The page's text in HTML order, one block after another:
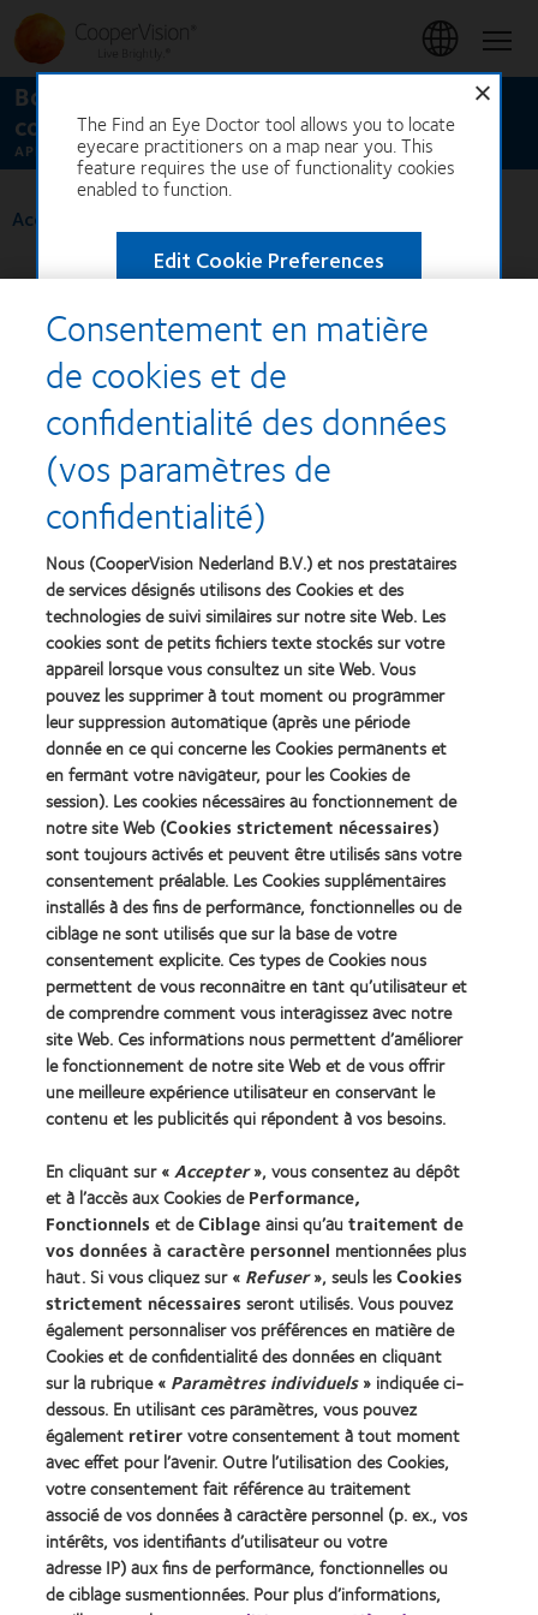
Aller
au
contenu
principal
Bonjour ! Nous allons vous aider à
commencer...
APPUYEZ POUR COMMENCER
Accueil
Trouver un specialiste
Recompenses
Learn
more
about
Récompense
Silmo
d’Or
du
meilleur
produit
pour
MyDay™
(2013)
Learn
more
about
Contact
Lens
Product
of
the
Year
(2013)
Learn
more
about
2012
&
2010
Best
Companies
for
Leaders
(2012)
Learn
more
about
2011
Best
Factory
Awards
(2011)
Learn
more
about
ODMA
2011
(2011)
Learn
more
about
2012
REBRAND
100®
Global
Award
(2012)
Nos produits
Technologie des lentilles de contact
Trouver un specialiste
Lentilles de contact et vision
Nouveau porteur
Porteur de longue date
À propos de CooperVision
Carrières
Actualites
Contact
The Find an Eye Doctor tool allows you to locate
eyecare practitioners on a map near you. This
feature requires the use of functionality cookies
enabled to function.
Edit Cookie Preferences
Consentement en matière
de cookies et de
confidentialité des données
(vos paramètres de
confidentialité)
Nous (CooperVision Nederland B.V.) et nos prestataires
de services désignés utilisons des Cookies et des
technologies de suivi similaires sur notre site Web. Les
cookies sont de petits fichiers texte stockés sur votre
appareil lorsque vous consultez un site Web. Vous
pouvez les supprimer à tout moment ou programmer
leur suppression automatique (après une période
donnée en ce qui concerne les Cookies permanents et
en fermant votre navigateur, pour les Cookies de
session). Les cookies nécessaires au fonctionnement de
notre site Web (Cookies strictement nécessaires)
sont toujours activés et peuvent être utilisés sans votre
consentement préalable. Les Cookies supplémentaires
installés à des fins de performance, fonctionnelles ou de
ciblage ne sont utilisés que sur la base de votre
consentement explicite. Ces types de Cookies nous
permettent de vous reconnaitre en tant qu’utilisateur et
de comprendre comment vous interagissez avec notre
site Web. Ces informations nous permettent d’améliorer
le fonctionnement de notre site Web et de vous offrir
une meilleure expérience utilisateur en conservant le
contenu et les publicités qui répondent à vos besoins.
En cliquant sur «Accepter», vous consentez au dépôt
et à l’accès aux Cookies dePerformance,
Fonctionnelset deCiblageainsi qu’autraitement de
vos données à caractère personnel mentionnées plus
haut. Si vous cliquez sur « Refuser», seuls lesCookies
strictement nécessairesseront utilisés. Vous pouvez
également personnaliser vos préférences en matière de
Cookies et de confidentialité des données en cliquant
sur la rubrique « Paramètres individuels» indiquée ci-
dessous. En utilisant ces paramètres, vous pouvez
également retirervotre consentement à tout moment
avec effet pour l’avenir. Outre l’utilisation des Cookies,
votre consentement fait référence au traitement
associé de vos données à caractère personnel (p. ex., vos
intérêts, vos identifiants d’utilisateur ou votre
adresse IP) aux fins de performance, fonctionnelles ou
de ciblage susmentionnées. Pour plus d’informations,